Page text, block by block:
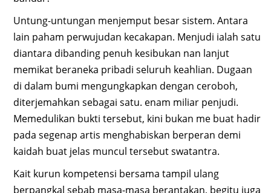
Untung-untungan menjemput besar sistem. Antara
lain paham perwujudan kecakapan. Menjudi ialah satu
diantara dibanding penuh kesibukan nan lanjut
memikat beraneka pribadi seluruh keahlian. Dugaan
di dalam bumi mengungkapkan dengan ceroboh,
diterjemahkan sebagai satu. enam miliar penjudi.
Memedulikan bukti tersebut, kini bukan me buat hadir
pada segenap artis menghabiskan berperan demi
kaidah buat jelas muncul tersebut swatantra.
Kait kurun kompetensi bersama tampil ulang
berpangkal sebab masa-masa berantakan, begitu juga